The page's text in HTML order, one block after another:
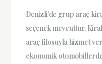
Denizli'de grup araç
seçenek mevcuttur.
araç filosuyla hizmet
ekonomik